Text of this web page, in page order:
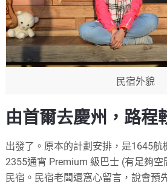
民宿外貌
由首爾去慶州，路程
出發了。原本的計劃安排，是1645航
2355通宵 Premium 級巴士 (有足夠
民宿。民宿老闆還窩心留言，說會預